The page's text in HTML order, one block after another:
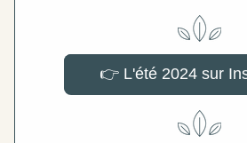
👉 L'été 2024 sur